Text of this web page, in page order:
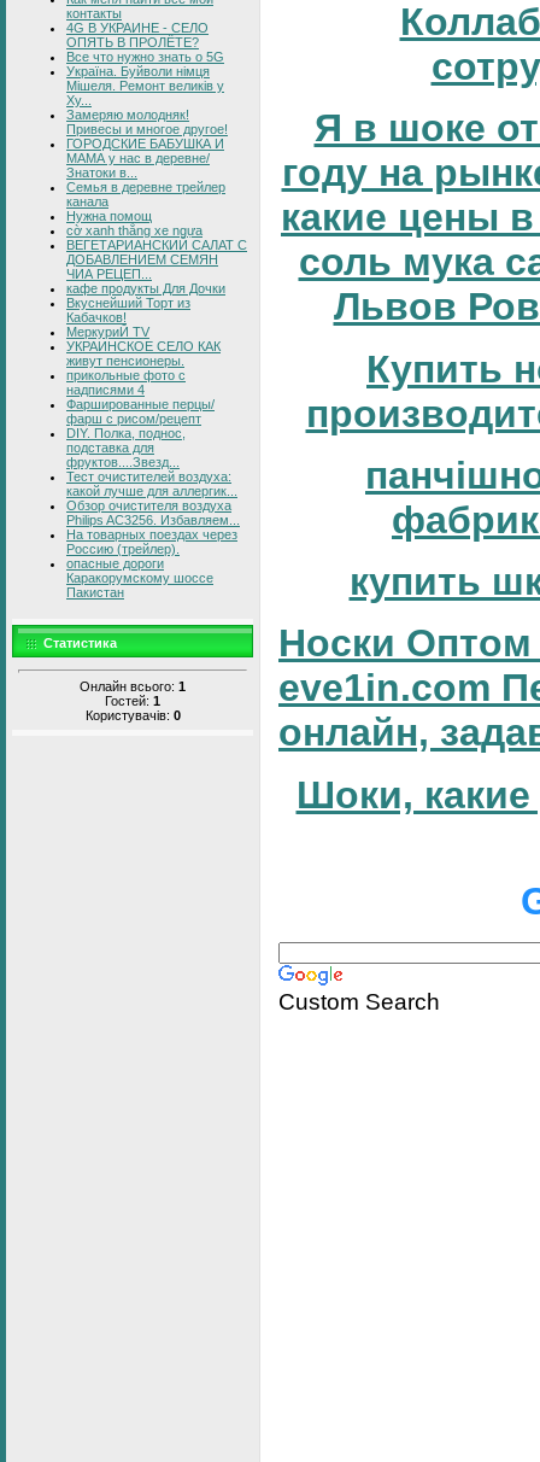
контакты
4G В УКРАИНЕ - СЕЛО
ОПЯТЬ В ПРОЛЁТЕ?
Все что нужно знать о 5G
Україна. Буйволи німця
Мішеля. Ремонт великів у
Ху...
Замеряю молодняк!
Привесы и многое другое!
ГОРОДСКИЕ БАБУШКА И
МАМА у нас в деревне/
Знатоки в...
Семья в деревне трейлер
канала
Нужна помощ
cờ xanh thắng xe ngựa
ВЕГЕТАРИАНСКИЙ САЛАТ С
ДОБАВЛЕНИЕМ СЕМЯН
ЧИА РЕЦЕП...
кафе продукты Для Дочки
Вкуснейший Торт из
Кабачков!
МеркуриЙ TV
УКРАИНСКОЕ СЕЛО КАК
живут пенсионеры.
прикольные фото с
надписями 4
Фаршированные перцы/
фарш с рисом/рецепт
DIY. Полка, поднос,
подставка для
фруктов....Звезд...
Тест очистителей воздуха:
какой лучше для аллергик...
Обзор очистителя воздуха
Philips AC3256. Избавляем...
На товарных поездах через
Россию (трейлер).
опасные дороги
Каракорумскому шоссе
Пакистан
Статистика
Онлайн всього: 1
Гостей: 1
Користувачів: 0
Я в шоке
году на
какие цены
соль мука
Львов
Купить
купить
Носки Оптом
eve1in.com
онлайн,
Шоки, какие
Custom Search